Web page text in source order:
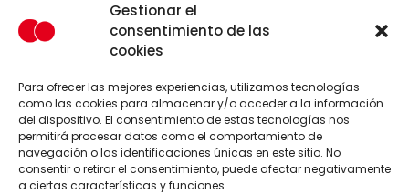
Gestionar el
consentimiento de las
cookies
Para ofrecer las mejores experiencias, utilizamos tecnologías
como las cookies para almacenar y/o acceder a la información
del dispositivo. El consentimiento de estas tecnologías nos
permitirá procesar datos como el comportamiento de
navegación o las identificaciones únicas en este sitio. No
consentir o retirar el consentimiento, puede afectar negativamente
a ciertas características y funciones.